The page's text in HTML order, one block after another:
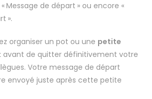
Message de départ » ou encore «
».
organiser un pot ou une petite
avant de quitter définitivement votre
Votre message de départ
envoyé juste après cette petite